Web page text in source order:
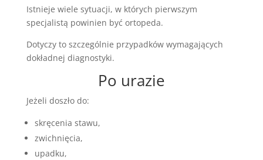
Istnieje wiele sytuacji, w których pierwszym
specjalistą powinien być ortopeda.
Dotyczy to szczególnie przypadków wymagających
dokładnej diagnostyki.
Po urazie
Jeżeli doszło do:
skręcenia stawu,
zwichnięcia,
upadku,